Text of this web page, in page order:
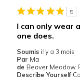
Going Out
Travel
Width
Sizing
5
I can only wear
one does.
Soumis il y a 3 mois
Par Ma
de Beaver Meadow,
Describe Yourself